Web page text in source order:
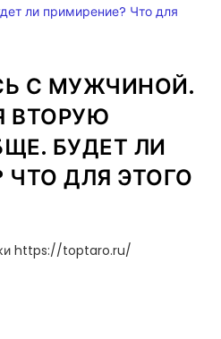
С МУЖЧИНОЙ.
ВТОРУЮ
БУДЕТ ЛИ
ЧТО ДЛЯ ЭТОГО
https://toptaro.ru/